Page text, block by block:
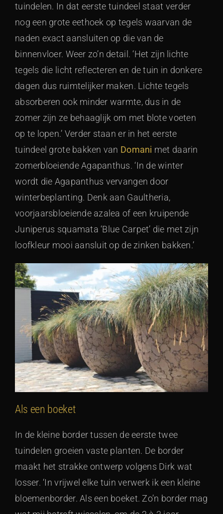
tuindelen. In dat eerste tuindeel staat verder
nog een grote eethoek op tegels waarvan de
naden exact aansluiten op die van de
binnenvloer. Weer zo’n detail. ‘Het zijn lichte
tegels die licht reflecteren en de tuin in donkere
dagen dus ruimtelijker maken. Lichte tegels
absorberen ook minder warmte, dus in de
zomer zijn ze behaaglijk om met blote voeten
op te lopen.’ Verder staan er in het eerste
tuindeel grote bakken van Domani met daarin
zomerbloeiende Agapanthus. ‘In de winter
wordt die Agapanthus vervangen door
winterbeplanting. Denk aan Gaultheria,
voorjaarsbloeiende azalea of een kruipende
Juniperus squamata ‘Blue Carpet’ die met zijn
loofkleur mooi aansluit op de zinken bakken.’
Als een boeket
In de kleine border tussen de eerste twee
tuindelen groeien vaste planten. De border
maakt het strakke ontwerp volgens Dirk wat
losser. ‘In vrijwel elke tuin verwerk ik een kleine
bloemenborder. Als een boeket. Zo’n border mag